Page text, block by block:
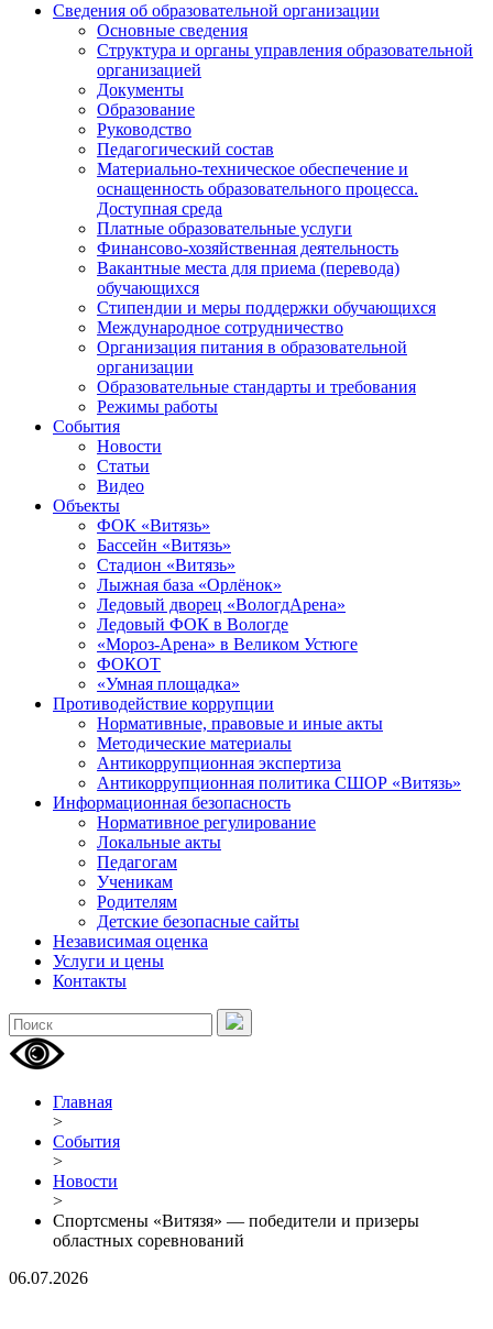
Сведения об образовательной организации
Основные сведения
Структура и органы управления образовательной
организацией
Документы
Образование
Руководство
Педагогический состав
Материально-техническое обеспечение и
оснащенность образовательного процесса.
Доступная среда
Платные образовательные услуги
Финансово-хозяйственная деятельность
Вакантные места для приема (перевода)
обучающихся
Стипендии и меры поддержки обучающихся
Международное сотрудничество
Организация питания в образовательной
организации
Образовательные стандарты и требования
Режимы работы
События
Новости
Статьи
Видео
Объекты
ФОК «Витязь»
Бассейн «Витязь»
Стадион «Витязь»
Лыжная база «Орлёнок»
Ледовый дворец «ВологдАрена»
Ледовый ФОК в Вологде
«Мороз-Арена» в Великом Устюге
ФОКОТ
«Умная площадка»
Противодействие коррупции
Нормативные, правовые и иные акты
Методические материалы
Антикоррупционная экспертиза
Антикоррупционная политика СШОР «Витязь»
Информационная безопасность
Нормативное регулирование
Локальные акты
Педагогам
Ученикам
Родителям
Детские безопасные сайты
Независимая оценка
Услуги и цены
Контакты
Главная
>
События
>
Новости
>
Спортсмены «Витязя» — победители и призеры
областных соревнований
06.07.2026